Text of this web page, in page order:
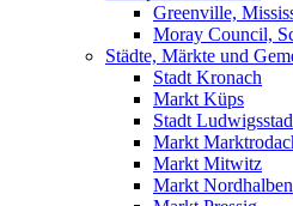
Greenville,
Moray Council,
Städte, Märkte und
Stadt Kronach
Markt Küps
Stadt
Markt
Markt Mitwitz
Markt Nordhalben